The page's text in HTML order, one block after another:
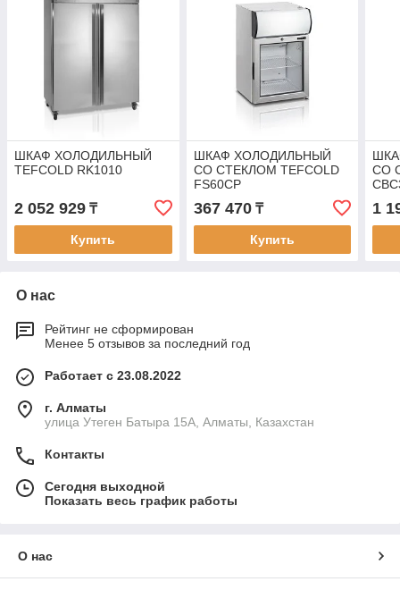
ШКАФ ХОЛОДИЛЬНЫЙ
TEFCOLD RK1010
2 052 929 ₸
Купить
ШКАФ ХОЛОДИЛЬНЫЙ
СО СТЕКЛОМ TEFCOLD
FS60CP
367 470₸
Купить
СО
1
О нас
Рейтинг не сформирован
Менее 5 отзывов за последний год
Работает с 23.08.2022
г. Алматы
улица Утеген Батыра 15А, Алматы, Казахстан
Контакты
Сегодня выходной
Показать весь график работы
О нас